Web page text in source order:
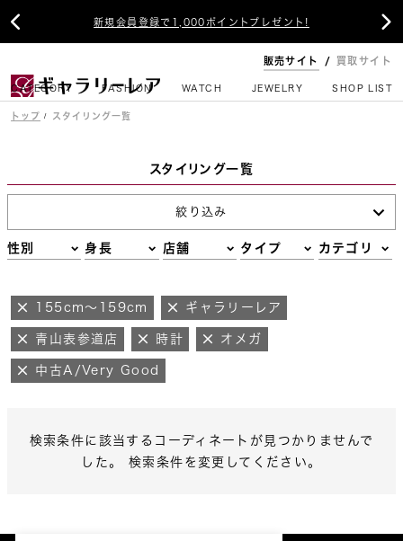
新規会員登録で1,000ポイントプレゼント!
 
販売サイト 買取サイト
CATEGORY FASHION WATCH JEWELRY SHOP LIST
トップ スタイリング一覧
スタイリング一覧
絞り込み
性別 身長 店舗 タイプ カテゴリ
155cm～159cm ギャラリーレア
青山表参道店 時計 オメガ
中古A/Very Good
検索条件に該当するコーディネートが見つかりませんで
した。 検索条件を変更してください。